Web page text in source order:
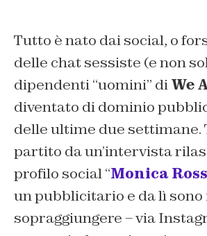
Tutto è nato dai social, o
delle chat sessiste (e non
dipendenti “uomini” diWe
diventato di dominio
delle ultime due settimane.
partito da un’intervista
profilo social “Monica
un pubblicitario e da lì sono
sopraggiungere – via